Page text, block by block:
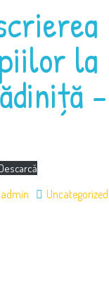
la
Descarcă
admin
Uncategorized